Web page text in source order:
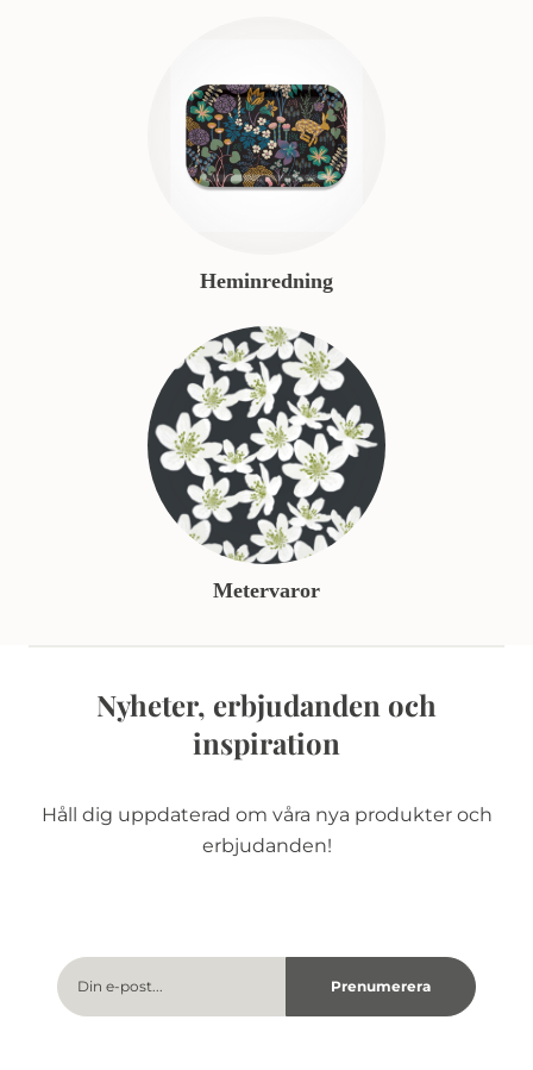
Heminredning
Metervaror
Nyheter, erbjudanden och
inspiration
Håll dig uppdaterad om våra nya produkter och
erbjudanden!